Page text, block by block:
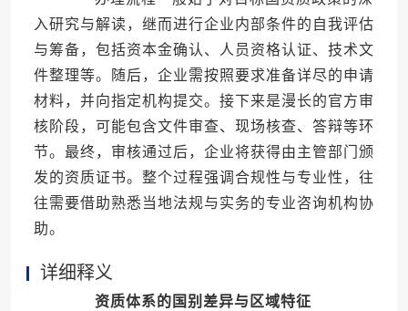
入研究与解读，继而进行企业内部条件的自我评估
与筹备，包括资本金确认、人员资格认证、技术文
件整理等。随后，企业需按照要求准备详尽的申请
材料，并向指定机构提交。接下来是漫长的官方审
核阶段，可能包含文件审查、现场核查、答辩等环
节。最终，审核通过后，企业将获得由主管部门颁
发的资质证书。整个过程强调合规性与专业性，往
往需要借助熟悉当地法规与实务的专业咨询机构协
助。
详细释义
资质体系的国别差异与区域特征